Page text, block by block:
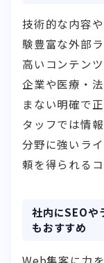
技術的な内容
験豊富な外部
高いコンテン
企業や医療・
まない明確で
タッフでは情
分野に強いラ
頼を得られる
社内にSEOや
もおすすめ